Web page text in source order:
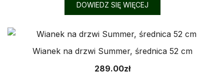
DOWIEDZ SIĘ WIĘCEJ
Wianek na drzwi Summer, średnica 52 cm
289.00zł